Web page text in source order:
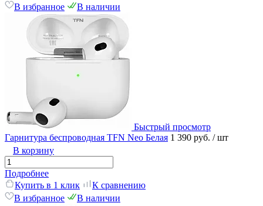
В избранное В наличии
Быстрый просмотр
Гарнитура беспроводная TFN Neo Белая 1 390 руб. / шт
В корзину
Подробнее
Купить в 1 клик
К сравнению
В избранное
В наличии